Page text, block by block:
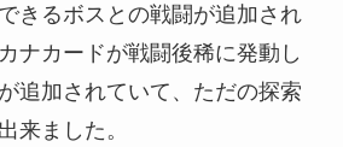
きるボスとの戦闘が追加され
ナカードが戦闘後稀に発動し
追加されていて、ただの探索
来ました。